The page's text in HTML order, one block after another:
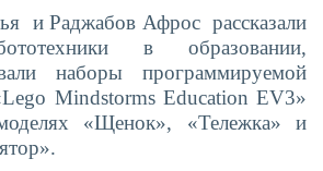
и Раджабов Афрос рассказали
в образовании,
наборы программируемой
Mindstorms Education EV3»
«Щенок», «Тележка» и